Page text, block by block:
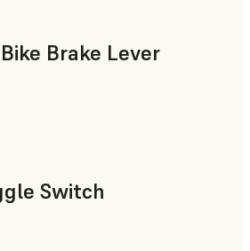
Brake Lever
Switch